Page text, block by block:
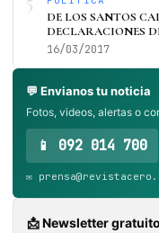
DE LOS SANTOS
DECLARACIONES
16/03/2017
💬 Envianos tu noticia
Fotos, videos, alertas o
📱 092 014 700
✉️
📩 Newsletter gratuito